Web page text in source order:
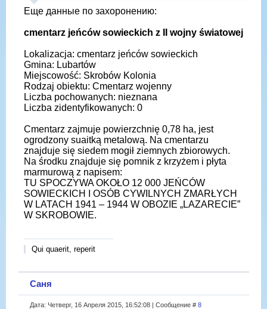
Еще данные по захоронению:
cmentarz jeńców sowieckich z II wojny światowej
Lokalizacja: cmentarz jeńców sowieckich
Gmina: Lubartów
Miejscowość: Skrobów Kolonia
Rodzaj obiektu: Cmentarz wojenny
Liczba pochowanych: nieznana
Liczba zidentyfikowanych: 0
Cmentarz zajmuje powierzchnię 0,78 ha, jest
ogrodzony suaitką metalową. Na cmentarzu
znajduje się siedem mogił ziemnych zbiorowych.
Na środku znajduje się pomnik z krzyżem i płyta
marmurową z napisem:
TU SPOCZYWA OKOŁO 12 000 JEŃCÓW
SOWIECKICH I OSÓB CYWILNYCH ZMARŁYCH
W LATACH 1941 – 1944 W OBOZIE „LAZARECIE”
W SKROBOWIE.
Qui quaerit, reperit
Саня
Дата: Четверг, 16 Апреля 2015, 16:52:08 | Сообщение # 8